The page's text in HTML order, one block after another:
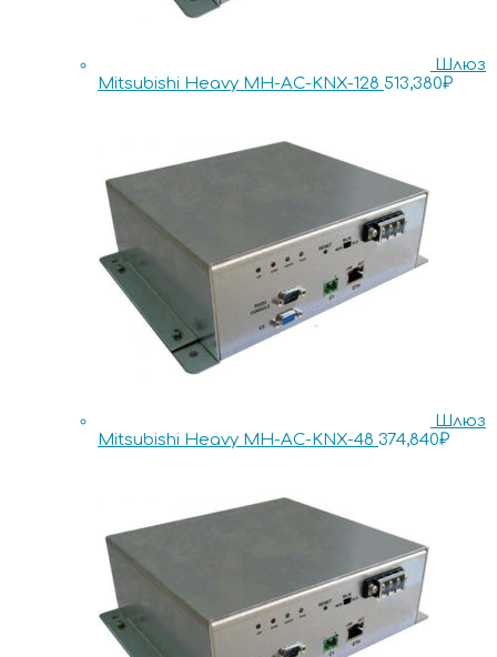
Шлюз
Mitsubishi Heavy MH-AC-KNX-128 513,380₽
Шлюз
Mitsubishi Heavy MH-AC-KNX-48 374,840₽